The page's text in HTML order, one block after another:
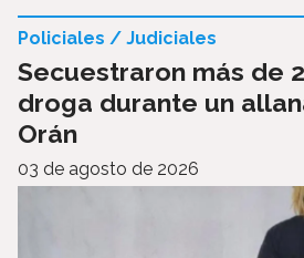
Secuestraron más de
droga durante un
Orán
Policiales / Judiciales
03 de agosto de 2026